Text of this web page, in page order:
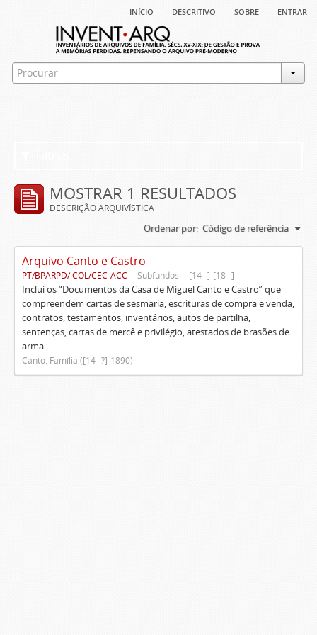
início descritivo sobre entrar
MOSTRAR 1 RESULTADOS
DESCRIÇÃO ARQUIVÍSTICA
Ordenar por: Código de referência
Arquivo Canto e Castro
PT/BPARPD/ COL/CEC-ACC Subfundos [14--]-[18--]
Inclui os “Documentos da Casa de Miguel Canto e Castro” que
compreendem cartas de sesmaria, escrituras de compra e venda,
contratos, testamentos, inventários, autos de partilha,
sentenças, cartas de mercê e privilégio, atestados de brasões de
arma...
Canto. Família ([14--?]-1890)